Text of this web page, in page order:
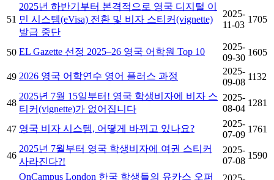
51
2025년 하반기부터 본격적으로 영국 디지털 이
민 시스템(eVisa) 전환 및 비자 스티커(vignette)
발급 중단
2025-
11-03
1705
50 EL Gazette 선정 2025–26 영국 어학원 Top 10
2025-
09-30
1605
49 2026 영국 어학연수 영어 플러스 과정
2025-
09-08
1132
48
2025년 7월 15일부터! 영국 학생비자에 비자 스
티커(vignette)가 없어집니다
2025-
08-04
1281
47 영국 비자 시스템, 어떻게 바뀌고 있나요?
2025-
07-09
1761
46
2025년 7월부터 영국 학생비자에 여권 스티커
사라진다?!
2025-
07-08
1590
OnCampus London 한국 학생들의 유카스 오퍼
2025-